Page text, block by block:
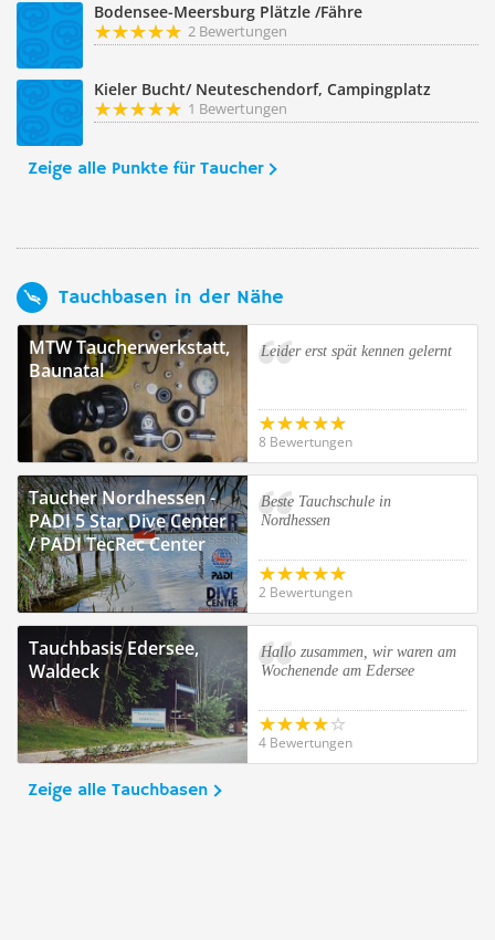
Bodensee-Meersburg Plätzle /Fähre
2 Bewertungen
Kieler Bucht/ Neuteschendorf, Campingplatz
1 Bewertungen
Zeige alle Punkte für Taucher
Tauchbasen in der Nähe
MTW Taucherwerkstatt,
Baunatal
Leider erst spät kennen gelernt
8 Bewertungen
Taucher Nordhessen -
PADI 5 Star Dive Center
/ PADI TecRec Center
Beste Tauchschule in
Nordhessen
2 Bewertungen
Tauchbasis Edersee,
Waldeck
Hallo zusammen, wir waren am
Wochenende am Edersee
4 Bewertungen
Zeige alle Tauchbasen